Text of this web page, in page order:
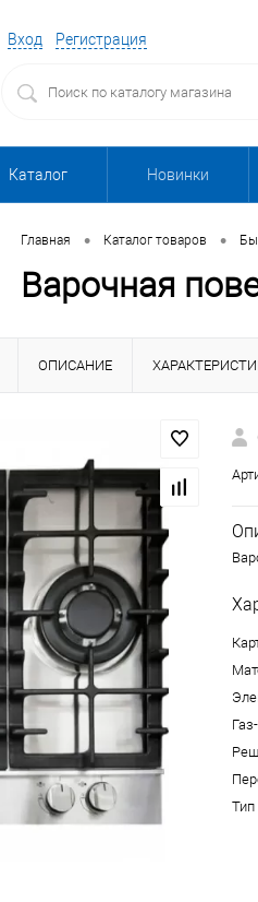
Вход Регистрация
Каталог Новинки
Главная • Каталог товаров •
Варочная
ОПИСАНИЕ
Тип